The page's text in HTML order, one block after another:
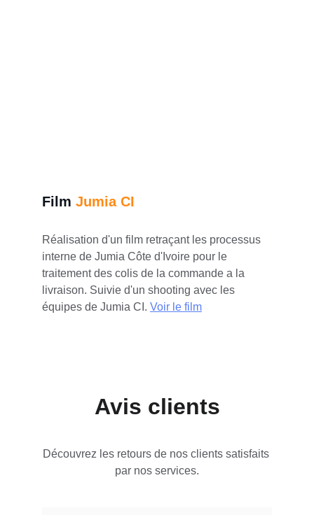
Film Jumia CI
Réalisation d'un film retraçant les processus
interne de Jumia Côte d'Ivoire pour le
traitement des colis de la commande a la
livraison. Suivie d'un shooting avec les
équipes de Jumia CI. Voir le film
Avis clients
Découvrez les retours de nos clients satisfaits
par nos services.